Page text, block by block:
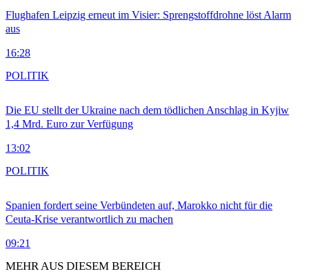
Flughafen Leipzig erneut im Visier: Sprengstoffdrohne löst Alarm
aus
16:28
Die EU stellt der Ukraine nach dem tödlichen Anschlag in Kyjiw
1,4 Mrd. Euro zur Verfügung
13:02
POLITIK
Spanien fordert seine Verbündeten auf, Marokko nicht für die
Ceuta-Krise verantwortlich zu machen
09:21
POLITIK
MEHR AUS DIESEM BEREICH